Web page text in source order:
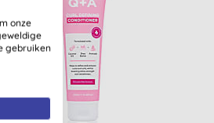
onze
gebruiken